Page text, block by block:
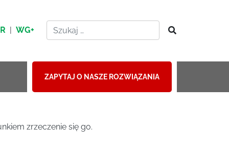
| WG+
ZAPYTAJ O NASZE ROZWIĄZANIA
zrzeczenie się go.